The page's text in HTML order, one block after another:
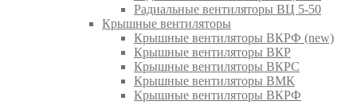
Радиальные вентиляторы ВЦ 5-50
Крышные вентиляторы
Крышные вентиляторы ВКРФ (new)
Крышные вентиляторы ВКР
Крышные вентиляторы ВКРС
Крышные вентиляторы ВМК
Крышные вентиляторы ВКРФ